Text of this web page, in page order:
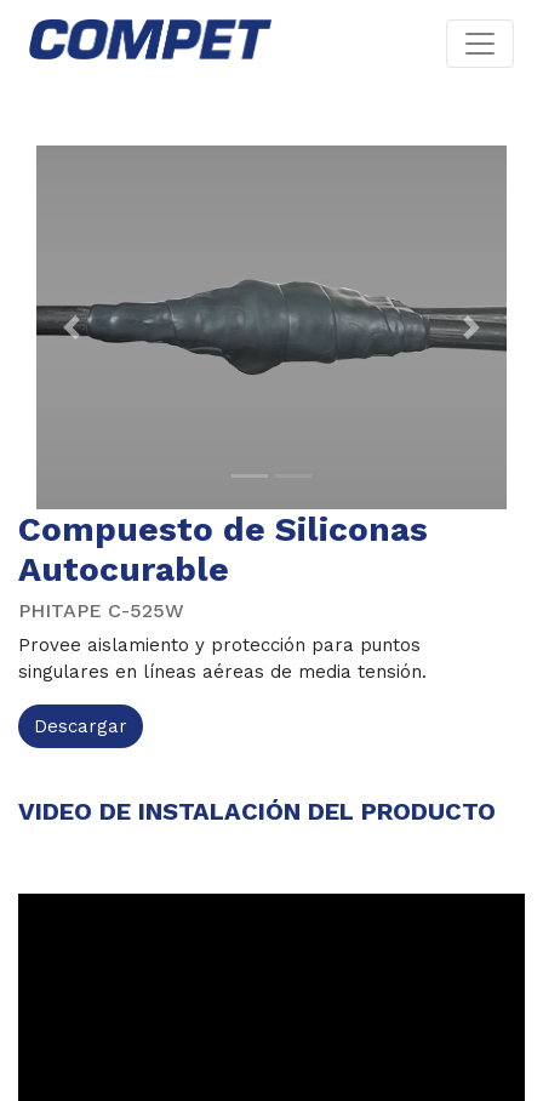
Previous Next
Compuesto de Siliconas
Autocurable
PHITAPE C-525W
Provee aislamiento y protección para puntos
singulares en líneas aéreas de media tensión.
Descargar
VIDEO DE INSTALACIÓN DEL PRODUCTO